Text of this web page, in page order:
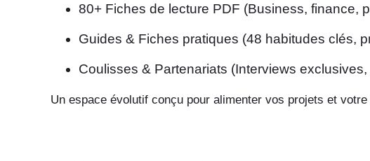
80+ Fiches de lecture PDF (Business, finance,
Guides & Fiches pratiques (48 habitudes clés,
Coulisses & Partenariats (Interviews
Un espace évolutif conçu pour alimenter vos projets et votre